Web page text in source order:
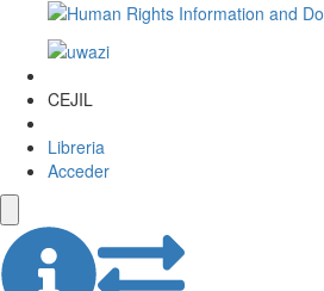
CEJIL
Libreria
Acceder